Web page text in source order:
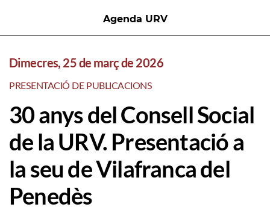
Agenda URV
Dimecres, 25 de març de 2026
PRESENTACIÓ DE PUBLICACIONS
30 anys del Consell Social
de la URV. Presentació a
la seu de Vilafranca del
Penedès